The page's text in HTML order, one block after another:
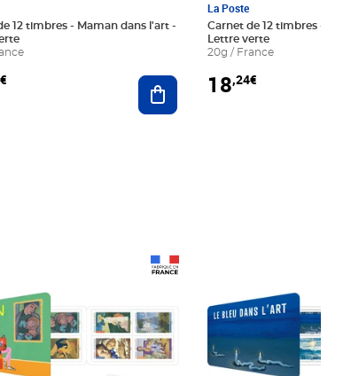
12 timbres - Maman dans l'art -
Ajouter au panier
La Poste
Carnet de 12 timbres - Le
Lettre verte
20g / France
18,24€